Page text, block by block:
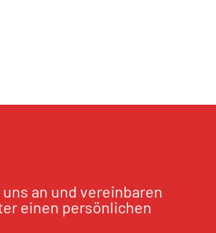
an und vereinbaren
einen persönlichen